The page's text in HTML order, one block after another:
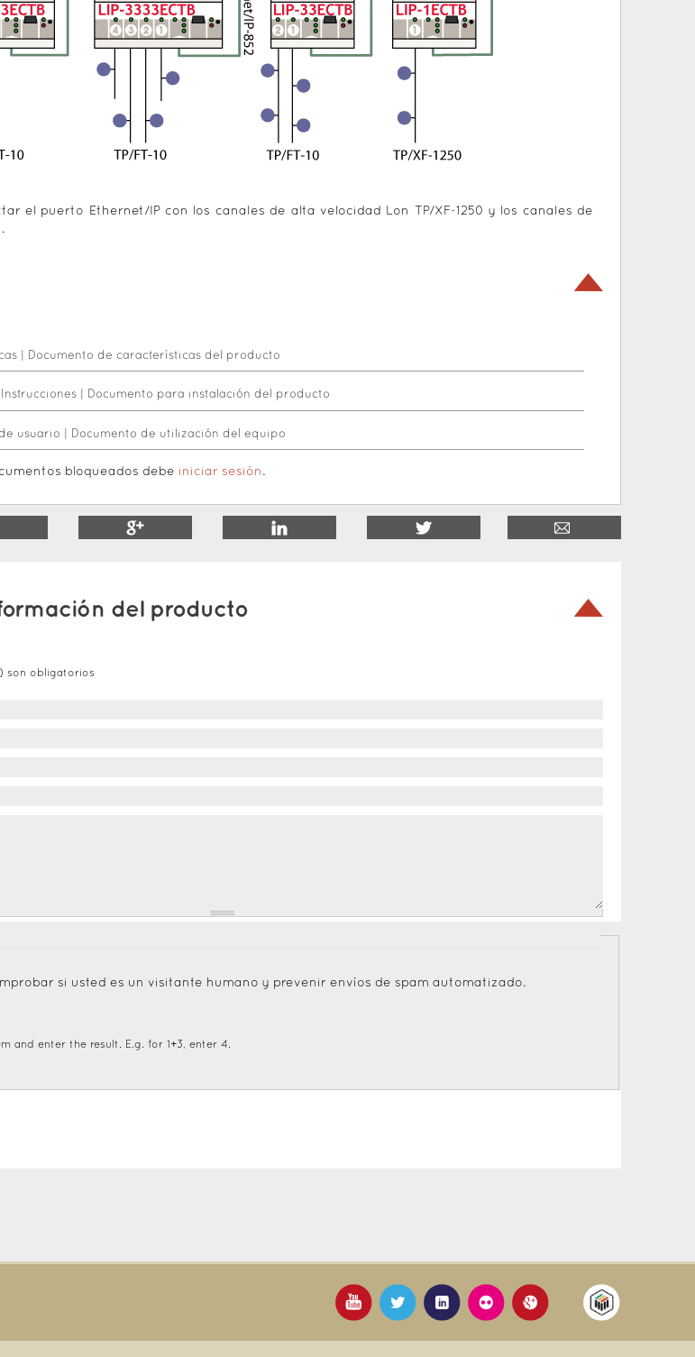
el puerto Ethernet/IP con los canales de alta velocidad Lon TP/XF-1250 y los canales de
Documento de características del producto
Documento para instalación del producto
usuario Documento de utilización del equipo
bloqueados debe iniciar sesión .
del producto
son obligatorios
si usted es un visitante humano y prevenir envíos de spam automatizado.
and enter the result. E.g. for 1+3, enter 4.